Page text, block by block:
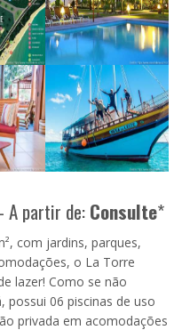
A partir de:Consulte*
com jardins, parques,
o La Torre
lazer! Como se não
possui 06 piscinas de uso
privada em acomodações